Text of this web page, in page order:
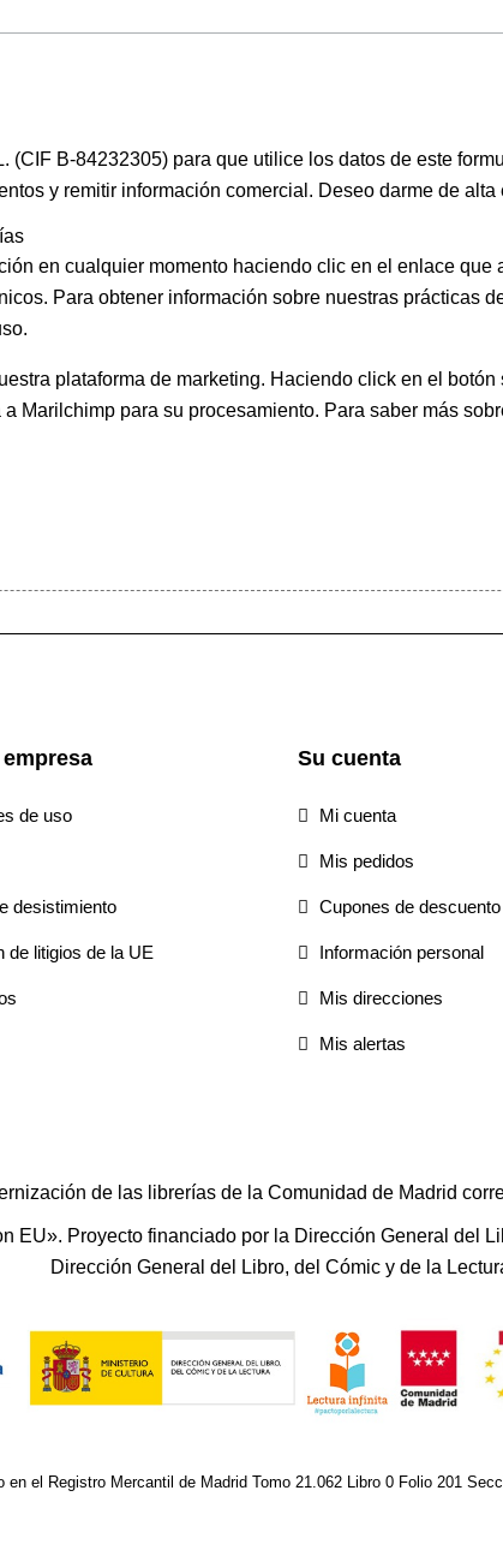
(CIF B-84232305) para que utilice los datos de este
y remitir información comercial. Deseo darme de alta
en cualquier momento haciendo clic en el enlace que
Para obtener información sobre nuestras prácticas
plataforma de marketing. Haciendo click en el
Marilchimp para su procesamiento. Para saber más
de uso
desistimiento
de litigios de la UE
Su cuenta
Mi cuenta
Mis pedidos
Cupones de descuento
Información personal
Mis direcciones
Mis alertas
de las librerías de la Comunidad de Madrid
EU». Proyecto financiado por la Dirección General del
Dirección General del Libro, del Cómic y de la
el Registro Mercantil de Madrid Tomo 21.062 Libro 0 Folio 201